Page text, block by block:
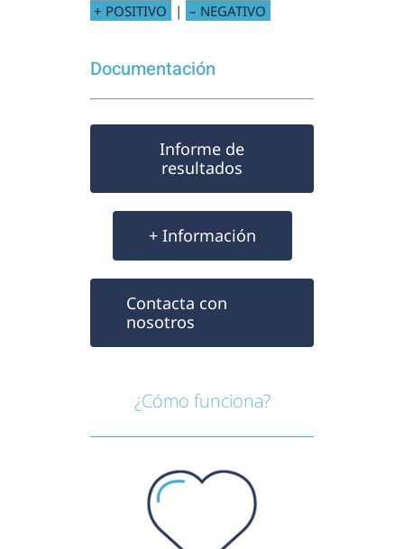
+ POSITIVO
| – NEGATIVO
Documentación
Informe de
resultados
+ Información
Contacta con
nosotros
¿Cómo funciona?